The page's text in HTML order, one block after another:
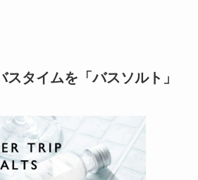
スタイムを「バスソルト」